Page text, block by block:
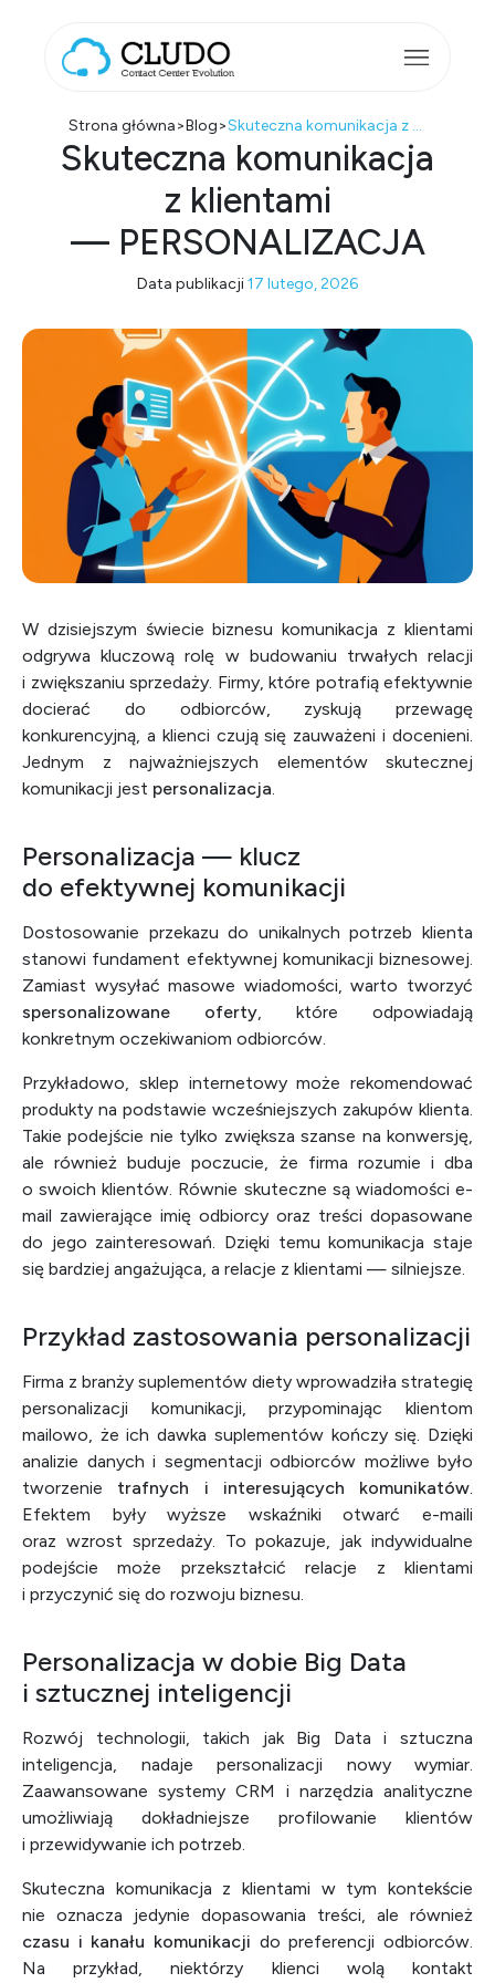
Main Navigation
Strona główna>Blog> Skuteczna komunikacja z klientami — PERSONALIZACJA
Skuteczna komunikacja
z klientami
— PERSONALIZACJA
Data publikacji17 lutego, 2026
W dzisiejszym świecie biznesu komunikacja z klientami
odgrywa kluczową rolę w budowaniu trwałych relacji
i zwiększaniu sprzedaży. Firmy, które potrafią efektywnie
docierać do odbiorców, zyskują przewagę
konkurencyjną, a klienci czują się zauważeni i docenieni.
Jednym z najważniejszych elementów skutecznej
komunikacji jest personalizacja.
Personalizacja — klucz
do efektywnej komunikacji
Dostosowanie przekazu do unikalnych potrzeb klienta
stanowi fundament efektywnej komunikacji biznesowej.
Zamiast wysyłać masowe wiadomości, warto tworzyć
spersonalizowane oferty, które odpowiadają
konkretnym oczekiwaniom odbiorców.
Przykładowo, sklep internetowy może rekomendować
produkty na podstawie wcześniejszych zakupów klienta.
Takie podejście nie tylko zwiększa szanse na konwersję,
ale również buduje poczucie, że firma rozumie i dba
o swoich klientów. Równie skuteczne są wiadomości e-
mail zawierające imię odbiorcy oraz treści dopasowane
do jego zainteresowań. Dzięki temu komunikacja staje
się bardziej angażująca, a relacje z klientami — silniejsze.
Przykład zastosowania personalizacji
Firma z branży suplementów diety wprowadziła strategię
personalizacji komunikacji, przypominając klientom
mailowo, że ich dawka suplementów kończy się. Dzięki
analizie danych i segmentacji odbiorców możliwe było
tworzenie trafnych i interesujących komunikatów.
Efektem były wyższe wskaźniki otwarć e-maili
oraz wzrost sprzedaży. To pokazuje, jak indywidualne
podejście może przekształcić relacje z klientami
i przyczynić się do rozwoju biznesu.
Personalizacja w dobie Big Data
i sztucznej inteligencji
Rozwój technologii, takich jak Big Data i sztuczna
inteligencja, nadaje personalizacji nowy wymiar.
Zaawansowane systemy CRM i narzędzia analityczne
umożliwiają dokładniejsze profilowanie klientów
i przewidywanie ich potrzeb.
Skuteczna komunikacja z klientami w tym kontekście
nie oznacza jedynie dopasowania treści, ale również
czasu i kanału komunikacji do preferencji odbiorców.
Na przykład, niektórzy klienci wolą kontakt